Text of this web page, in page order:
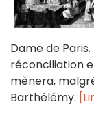
Dame de
réconciliation
mènera,
Barthélémy.